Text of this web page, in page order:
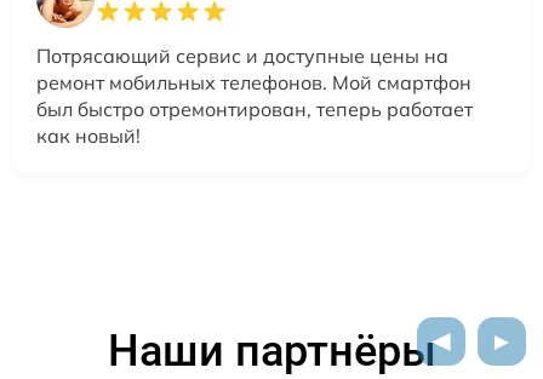
Потрясающий сервис и доступные цены на
ремонт мобильных телефонов. Мой смартфон
был быстро отремонтирован, теперь работает
как новый!
Наши партнёры